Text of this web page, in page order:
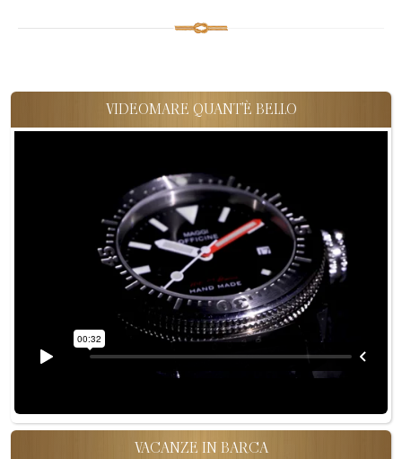
VIDEOMARE QUANT'È BELLO
VACANZE IN BARCA